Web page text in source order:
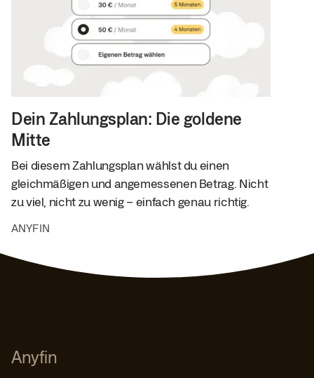
Dein Zahlungsplan: Die goldene
Mitte
Bei diesem Zahlungsplan wählst du einen
gleichmäßigen und angemessenen Betrag. Nicht
zu viel, nicht zu wenig – einfach genau richtig.
ANYFIN
Anyfin